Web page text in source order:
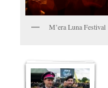
M’era Luna Festival